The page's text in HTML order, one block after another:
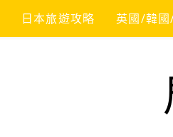
日本旅遊攻略 英國/韓